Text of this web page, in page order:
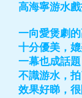
高海寧游水
一向愛煲劇
十分優美，
一幕也成話
不識游水，
效果好睇，